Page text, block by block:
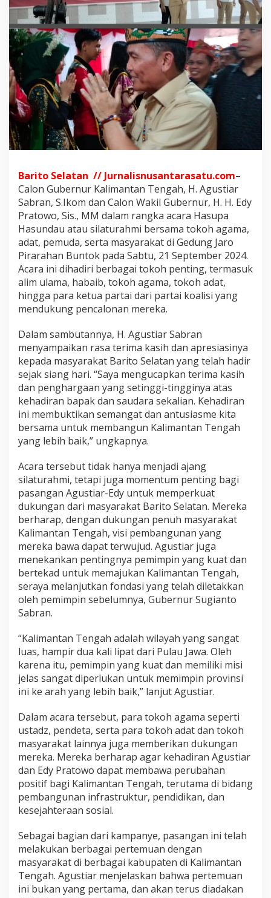
l
G
u
b
e
r
n
u
r
K
a
i
m
n
a
n
T
e
n
g
a
h
H
s
u
a
H
a
s
n
d
a
u
B
e
s
a
m
a
T
o
k
o
h
M
a
s
y
a
k
a
t
B
a
t
S
e
l
a
t
n
Barito Selatan // Jurnalisnusantarasatu.com–
Calon Gubernur Kalimantan Tengah, H. Agustiar
Sabran, S.Ikom dan Calon Wakil Gubernur, H. H. Edy
Pratowo, Sis., MM dalam rangka acara Hasupa
Hasundau atau silaturahmi bersama tokoh agama,
adat, pemuda, serta masyarakat di Gedung Jaro
Pirarahan Buntok pada Sabtu, 21 September 2024.
Acara ini dihadiri berbagai tokoh penting, termasuk
alim ulama, habaib, tokoh agama, tokoh adat,
hingga para ketua partai dari partai koalisi yang
mendukung pencalonan mereka.
Dalam sambutannya, H. Agustiar Sabran
menyampaikan rasa terima kasih dan apresiasinya
kepada masyarakat Barito Selatan yang telah hadir
sejak siang hari. “Saya mengucapkan terima kasih
dan penghargaan yang setinggi-tingginya atas
kehadiran bapak dan saudara sekalian. Kehadiran
ini membuktikan semangat dan antusiasme kita
bersama untuk membangun Kalimantan Tengah
yang lebih baik,” ungkapnya.
Acara tersebut tidak hanya menjadi ajang
silaturahmi, tetapi juga momentum penting bagi
pasangan Agustiar-Edy untuk memperkuat
dukungan dari masyarakat Barito Selatan. Mereka
berharap, dengan dukungan penuh masyarakat
Kalimantan Tengah, visi pembangunan yang
mereka bawa dapat terwujud. Agustiar juga
menekankan pentingnya pemimpin yang kuat dan
bertekad untuk memajukan Kalimantan Tengah,
seraya melanjutkan fondasi yang telah diletakkan
oleh pemimpin sebelumnya, Gubernur Sugianto
Sabran.
“Kalimantan Tengah adalah wilayah yang sangat
luas, hampir dua kali lipat dari Pulau Jawa. Oleh
karena itu, pemimpin yang kuat dan memiliki misi
jelas sangat diperlukan untuk memimpin provinsi
ini ke arah yang lebih baik,” lanjut Agustiar.
Dalam acara tersebut, para tokoh agama seperti
ustadz, pendeta, serta para tokoh adat dan tokoh
masyarakat lainnya juga memberikan dukungan
mereka. Mereka berharap agar kehadiran Agustiar
dan Edy Pratowo dapat membawa perubahan
positif bagi Kalimantan Tengah, terutama di bidang
pembangunan infrastruktur, pendidikan, dan
kesejahteraan sosial.
Sebagai bagian dari kampanye, pasangan ini telah
melakukan berbagai pertemuan dengan
masyarakat di berbagai kabupaten di Kalimantan
Tengah. Agustiar menjelaskan bahwa pertemuan
ini bukan yang pertama, dan akan terus diadakan